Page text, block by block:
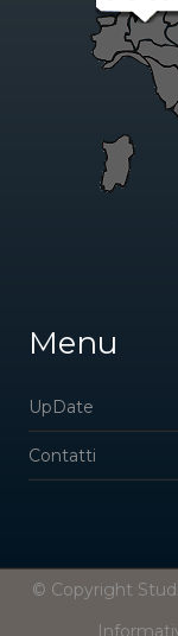
Menu
UpDate
Contatti
© Copyright